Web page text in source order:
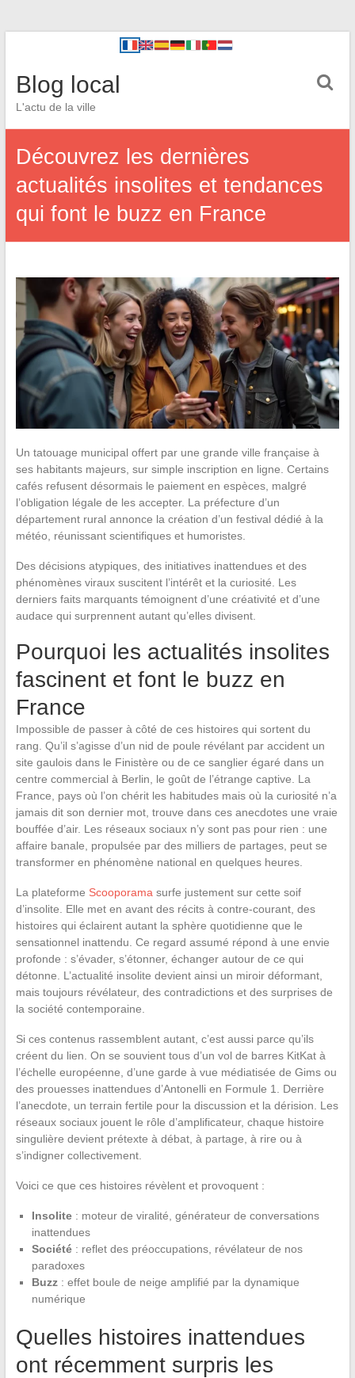
Blog local
L'actu de la ville
Découvrez les dernières
actualités insolites et tendances
qui font le buzz en France
Un tatouage municipal offert par une grande ville française à
ses habitants majeurs, sur simple inscription en ligne. Certains
cafés refusent désormais le paiement en espèces, malgré
l’obligation légale de les accepter. La préfecture d’un
département rural annonce la création d’un festival dédié à la
météo, réunissant scientifiques et humoristes.
Des décisions atypiques, des initiatives inattendues et des
phénomènes viraux suscitent l’intérêt et la curiosité. Les
derniers faits marquants témoignent d’une créativité et d’une
audace qui surprennent autant qu’elles divisent.
Pourquoi les actualités insolites
fascinent et font le buzz en
France
Impossible de passer à côté de ces histoires qui sortent du
rang. Qu’il s’agisse d’un nid de poule révélant par accident un
site gaulois dans le Finistère ou de ce sanglier égaré dans un
centre commercial à Berlin, le goût de l’étrange captive. La
France, pays où l’on chérit les habitudes mais où la curiosité n’a
jamais dit son dernier mot, trouve dans ces anecdotes une vraie
bouffée d’air. Les réseaux sociaux n’y sont pas pour rien : une
affaire banale, propulsée par des milliers de partages, peut se
transformer en phénomène national en quelques heures.
La plateforme Scooporama surfe justement sur cette soif
d’insolite. Elle met en avant des récits à contre-courant, des
histoires qui éclairent autant la sphère quotidienne que le
sensationnel inattendu. Ce regard assumé répond à une envie
profonde : s’évader, s’étonner, échanger autour de ce qui
détonne. L’actualité insolite devient ainsi un miroir déformant,
mais toujours révélateur, des contradictions et des surprises de
la société contemporaine.
Si ces contenus rassemblent autant, c’est aussi parce qu’ils
créent du lien. On se souvient tous d’un vol de barres KitKat à
l’échelle européenne, d’une garde à vue médiatisée de Gims ou
des prouesses inattendues d’Antonelli en Formule 1. Derrière
l’anecdote, un terrain fertile pour la discussion et la dérision. Les
réseaux sociaux jouent le rôle d’amplificateur, chaque histoire
singulière devient prétexte à débat, à partage, à rire ou à
s’indigner collectivement.
Voici ce que ces histoires révèlent et provoquent :
Insolite: moteur de viralité, générateur de conversations
inattendues
Société: reflet des préoccupations, révélateur de nos
paradoxes
Buzz: effet boule de neige amplifié par la dynamique
numérique
Quelles histoires inattendues
ont récemment surpris les